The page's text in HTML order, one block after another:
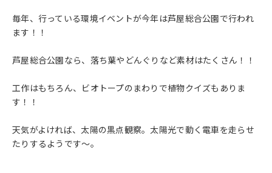
毎年、行っている環境イベントが今年は芦屋総合公園で行われ
ます！！
芦屋総合公園なら、落ち葉やどんぐりなど素材はたくさん！！
工作はもちろん、ビオトープのまわりで植物クイズもありま
す！！
天気がよければ、太陽の黒点観察。太陽光で動く電車を走らせ
たりするようです～。